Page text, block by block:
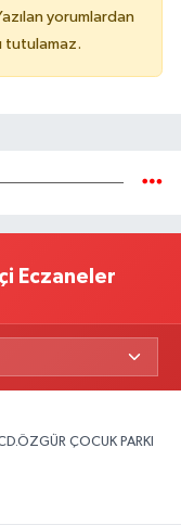
yorumlardan
tutulamaz.
Eczaneler
ÇOCUK PARKI